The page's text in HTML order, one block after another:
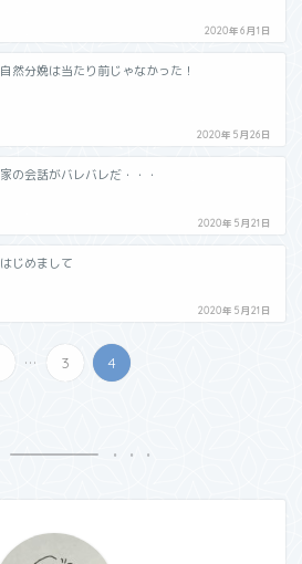
2020年6月1日
自然分娩は当たり前じゃなかった！
2020年5月26日
家の会話がバレバレだ・・・
2020年5月21日
はじめまして
2020年5月21日
... 3 4